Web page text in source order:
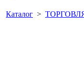
Каталог >